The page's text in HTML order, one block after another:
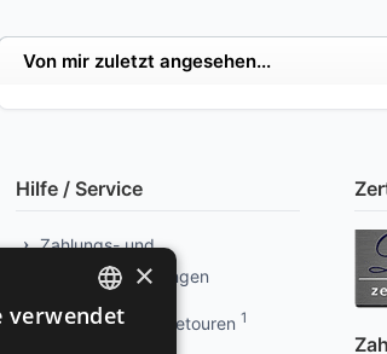
Von mir zuletzt angesehen...
Hilfe / Service
Zahlungs- und
Versandbedingungen
Info kostenlose Retouren 1
GERMAN
×
verwendet